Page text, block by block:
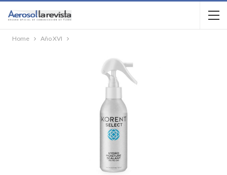
Home Año XVI